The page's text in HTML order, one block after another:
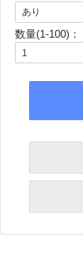
数量(1-100)：